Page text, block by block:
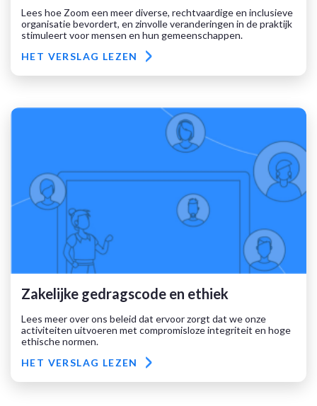
Lees hoe Zoom een meer diverse, rechtvaardige en inclusieve
organisatie bevordert, en zinvolle veranderingen in de praktijk
stimuleert voor mensen en hun gemeenschappen.
HET VERSLAG LEZEN
Zakelijke gedragscode en ethiek
Lees meer over ons beleid dat ervoor zorgt dat we onze
activiteiten uitvoeren met compromisloze integriteit en hoge
ethische normen.
HET VERSLAG LEZEN